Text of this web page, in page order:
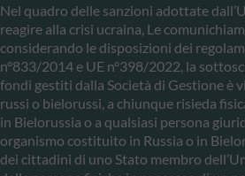
Nel quadro delle sanzioni adottate
reagire alla crisi ucraina, Le
considerando le disposizioni dei
n°833/2014 e UE n°398/2022, la
fondi gestiti dalla Società di Gestione è
russi o bielorussi, a chiunque risieda
in Bielorussia o a qualsiasi persona
organismo costituito in Russia o in
dei cittadini di uno Stato membro